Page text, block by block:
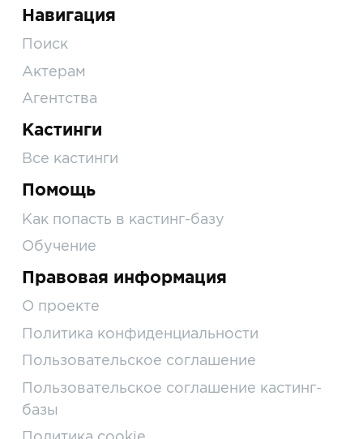
Навигация
Поиск
Актерам
Агентства
Кастинги
Все кастинги
Помощь
Как попасть в кастинг-базу
Обучение
Правовая информация
О проекте
Политика конфиденциальности
Пользовательское соглашение
Пользовательское соглашение кастинг-
базы